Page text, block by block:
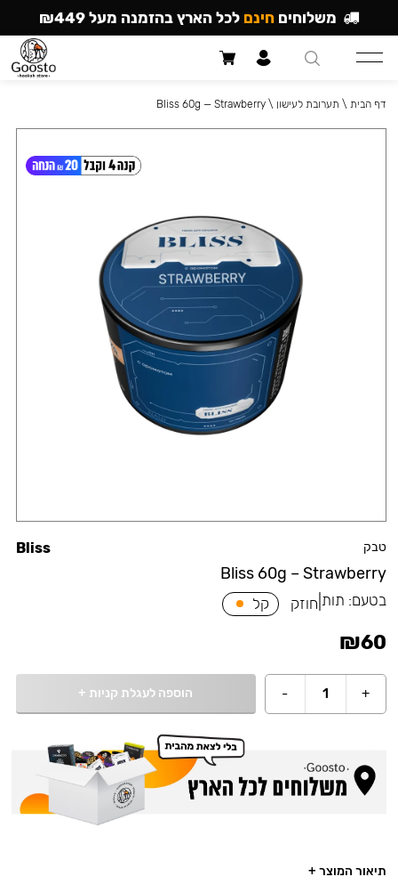
טבק
Bliss 60g – Strawberry
Bliss
בטעם: תות חוזק קל
₪60
+
1
- הוספה לעגלת קניות +
דף הבית \ תערובת לעישון \
Bliss 60g — Strawberry
תיאור המוצר +
משלוחים חינם לכל הארץ בהזמנה מעל ₪449